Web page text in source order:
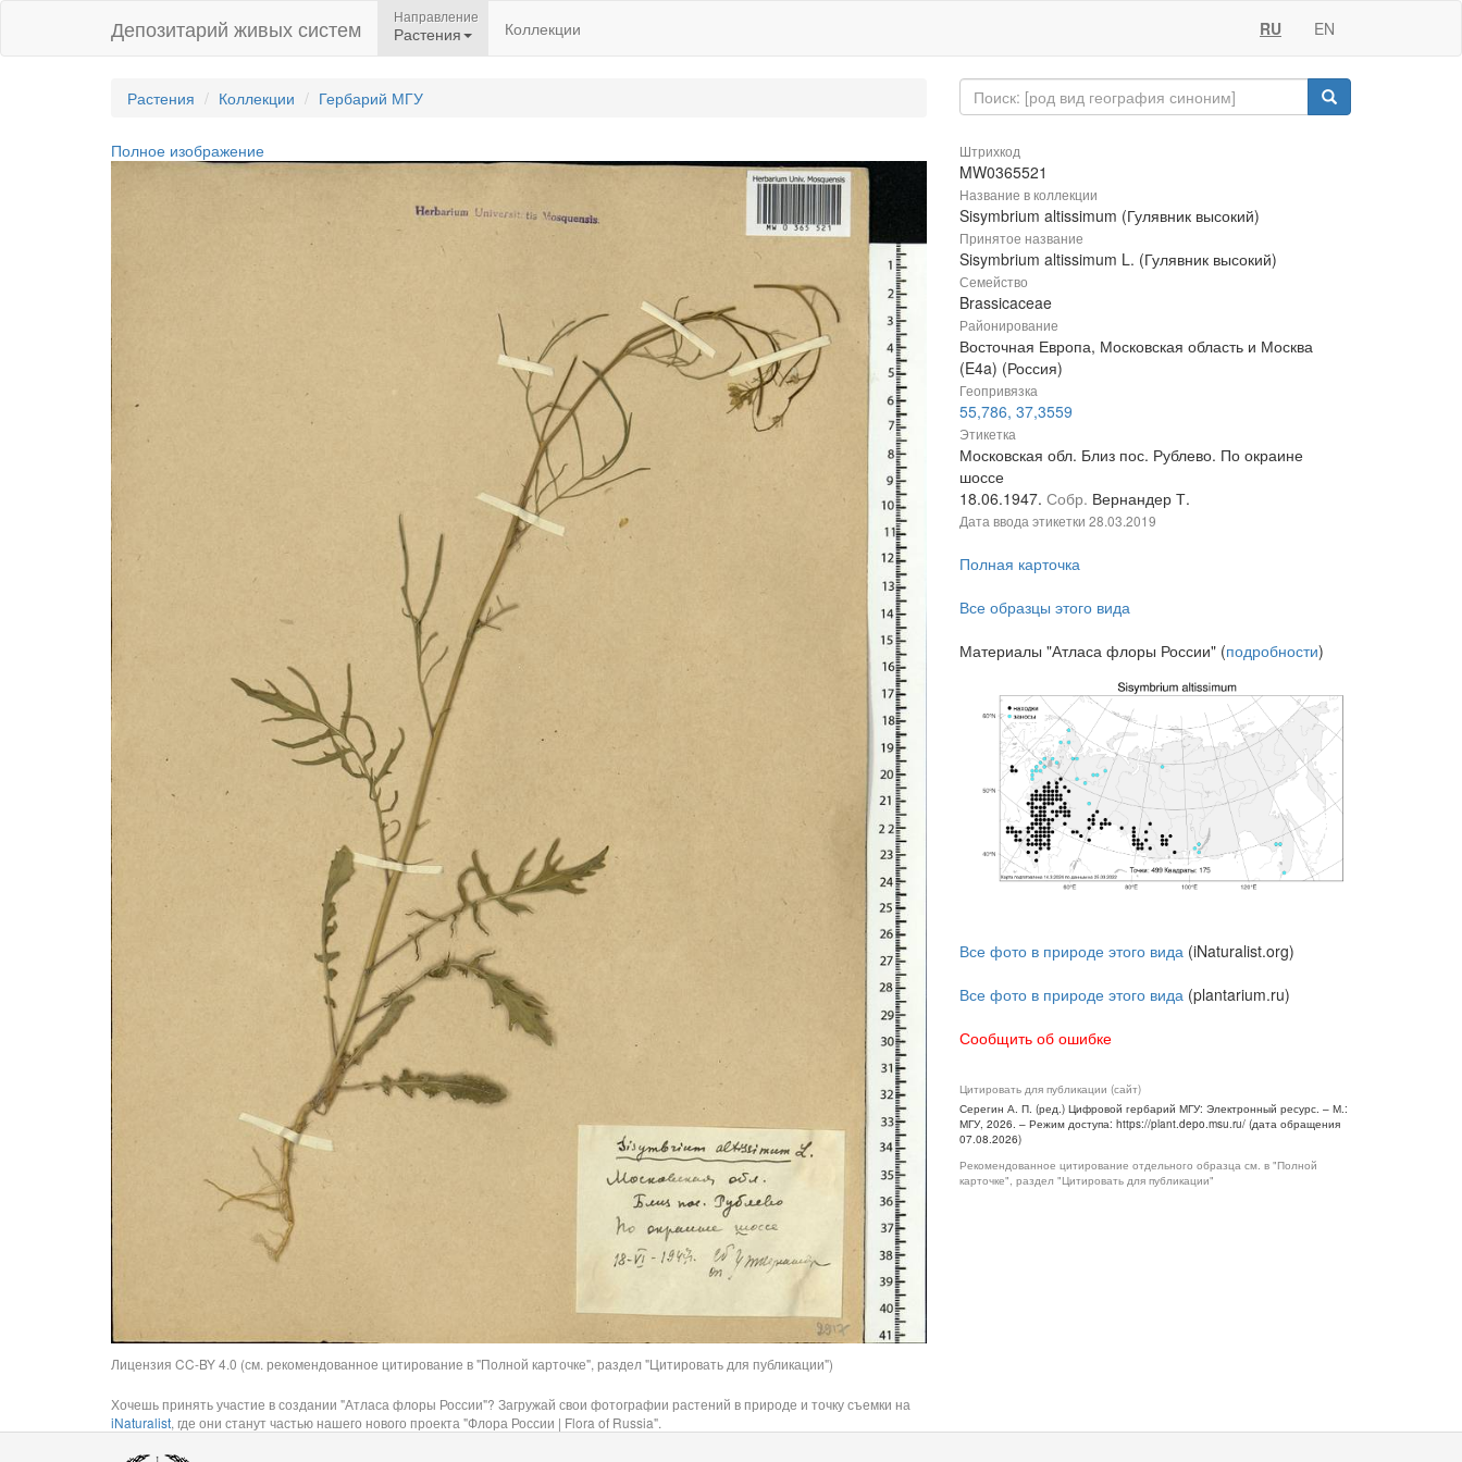
Депозитарий живых систем Направление
Растения Коллекции RU EN
Растения Коллекции Гербарий МГУ
Полное изображение
Лицензия CC-BY 4.0 (см. рекомендованное цитирование в "Полной карточке", раздел "Цитировать для публикации")
Хочешь принять участие в создании "Атласа флоры России"? Загружай свои фотографии растений в природе и точку съемки на
iNaturalist, где они станут частью нашего нового проекта "Флора России | Flora of Russia".
Штрихкод
MW0365521
Название в коллекции
Sisymbrium altissimum (Гулявник высокий)
Принятое название
Sisymbrium altissimum L. (Гулявник высокий)
Семейство
Brassicaceae
Районирование
Восточная Европа, Московская область и Москва
(E4a) (Россия)
Геопривязка
55,786, 37,3559
Этикетка
Московская обл. Близ пос. Рублево. По окраине
шоссе
18.06.1947. Собр. Вернандер Т.
Дата ввода этикетки 28.03.2019
Полная карточка
Все образцы этого вида
Материалы "Атласа флоры России" (подробности)
Все фото в природе этого вида (iNaturalist.org)
Все фото в природе этого вида (plantarium.ru)
Сообщить об ошибке
Цитировать для публикации (сайт)
Серегин А. П. (ред.) Цифровой гербарий МГУ: Электронный ресурс. – М.:
МГУ, 2026. – Режим доступа: https://plant.depo.msu.ru/ (дата обращения
07.08.2026)
Рекомендованное цитирование отдельного образца см. в "Полной
карточке", раздел "Цитировать для публикации"